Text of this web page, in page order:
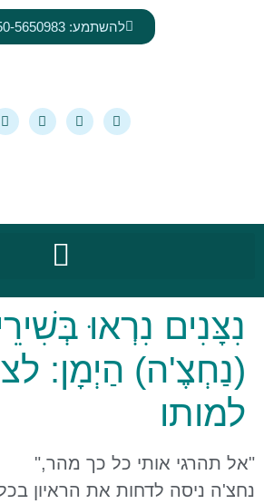
בְּשִׁירֵי נַחוּם
הַיְמָן: לציון עשור
כל כך מהר,"
את הראיון בכל פעם מחדש.